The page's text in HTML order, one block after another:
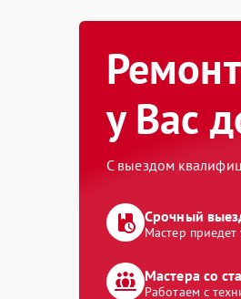
у Вас
С выездом
Срочный
Мастер
Мастера со
Работаем с